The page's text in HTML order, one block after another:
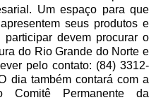
Um espaço para que
seus produtos e
devem procurar o
do Rio Grande do Norte e
pelo contato: (84) 3312-
dia também contará com a
Comitê Permanente da